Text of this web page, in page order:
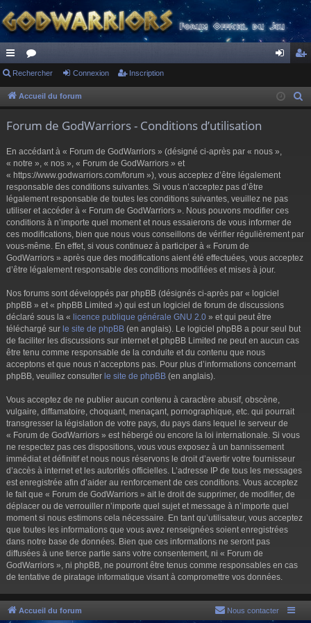
ac
co
s
or
u ne cri
Rechercher Connexion Inscription
Accueil du forum
Forum de GodWarriors - Conditions d’utilisation
En accédant à « Forum de GodWarriors » (désigné ci-après par « nous »,
« notre », « nos », « Forum de GodWarriors » et
« https://www.godwarriors.com/forum »), vous acceptez d’être légalement
responsable des conditions suivantes. Si vous n’acceptez pas d’être
légalement responsable de toutes les conditions suivantes, veuillez ne pas
utiliser et accéder à « Forum de GodWarriors ». Nous pouvons modifier ces
conditions à n’importe quel moment et nous essaierons de vous informer de
ces modifications, bien que nous vous conseillons de vérifier régulièrement par
vous-même. En effet, si vous continuez à participer à « Forum de
GodWarriors » après que des modifications aient été effectuées, vous acceptez
d’être légalement responsable des conditions modifiées et mises à jour.
Nos forums sont développés par phpBB (désignés ci-après par « logiciel
phpBB » et « phpBB Limited ») qui est un logiciel de forum de discussions
déclaré sous la « licence publique générale GNU 2.0 » et qui peut être
téléchargé sur le site de phpBB (en anglais). Le logiciel phpBB a pour seul but
de faciliter les discussions sur internet et phpBB Limited ne peut en aucun cas
être tenu comme responsable de la conduite et du contenu que nous
acceptons et que nous n’acceptons pas. Pour plus d’informations concernant
phpBB, veuillez consulter le site de phpBB (en anglais).
Vous acceptez de ne publier aucun contenu à caractère abusif, obscène,
vulgaire, diffamatoire, choquant, menaçant, pornographique, etc. qui pourrait
transgresser la législation de votre pays, du pays dans lequel le serveur de
« Forum de GodWarriors » est hébergé ou encore la loi internationale. Si vous
ne respectez pas ces dispositions, vous vous exposez à un bannissement
immédiat et définitif et nous nous réservons le droit d’avertir votre fournisseur
d’accès à internet et les autorités officielles. L’adresse IP de tous les messages
est enregistrée afin d’aider au renforcement de ces conditions. Vous acceptez
le fait que « Forum de GodWarriors » ait le droit de supprimer, de modifier, de
déplacer ou de verrouiller n’importe quel sujet et message à n’importe quel
moment si nous estimons cela nécessaire. En tant qu’utilisateur, vous acceptez
que toutes les informations que vous avez renseignées soient enregistrées
dans notre base de données. Bien que ces informations ne seront pas
diffusées à une tierce partie sans votre consentement, ni « Forum de
GodWarriors », ni phpBB, ne pourront être tenus comme responsables en cas
de tentative de piratage informatique visant à compromettre vos données.
Accueil du forum Nous contacter